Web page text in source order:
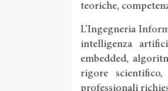
teoriche,
L’Ingegneria
intelligenza
embedded,
rigore
professionali